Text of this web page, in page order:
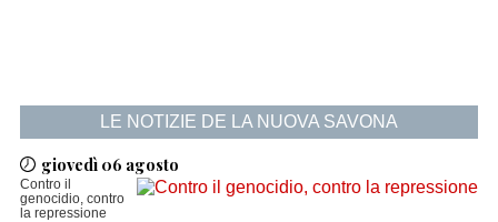
LE NOTIZIE DE LA NUOVA SAVONA
giovedì 06 agosto
Contro il
genocidio, contro
la repressione